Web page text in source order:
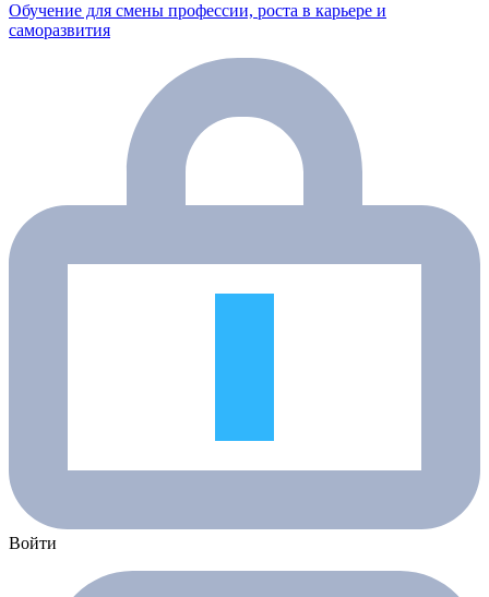
Обучение для смены профессии, роста в карьере и
саморазвития
Войти